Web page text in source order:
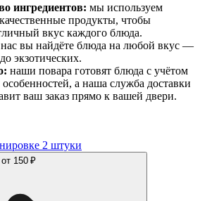
ингредиентов: мы используем
продукты, чтобы
вкус каждого блюда.
вы найдёте блюда на любой вкус —
экзотических.
наши повара готовят блюда с учётом
особенностей, а наша служба доставки
ваш заказ прямо к вашей двери.
2 штуки
от 150 ₽